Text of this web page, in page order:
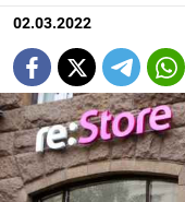
02.03.2022